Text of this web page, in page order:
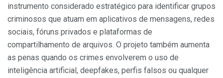
instrumento considerado estratégico para identificar grupos
criminosos que atuam em aplicativos de mensagens, redes
sociais, fóruns privados e plataformas de
compartilhamento de arquivos. O projeto também aumenta
as penas quando os crimes envolverem o uso de
inteligência artificial, deepfakes, perfis falsos ou qualquer